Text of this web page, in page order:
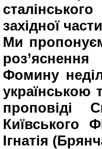
західної
Ми
Фомину
українською
проповіді
Київського
Ігнатія